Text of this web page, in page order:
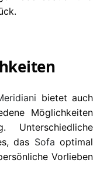
bietet auch
Möglichkeiten
Unterschiedliche
das Sofa optimal
Vorlieben